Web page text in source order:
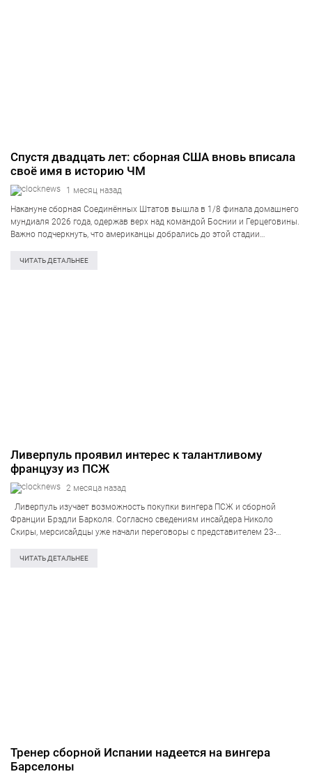
Спустя двадцать лет: сборная США вновь вписала
своё имя в историю ЧМ
1 месяц назад
Накануне сборная Соединённых Штатов вышла в 1/8 финала домашнего
мундиаля 2026 года, одержав верх над командой Боснии и Герцеговины.
Важно подчеркнуть, что американцы добрались до этой стадии
брать в расчёт…
ЧИТАТЬ ДЕТАЛЬНЕЕ
Ливерпуль проявил интерес к талантливому
французу из ПСЖ
2 месяца назад
Ливерпуль изучает возможность покупки вингера ПСЖ и сборной
Франции Брэдли Барколя. Согласно сведениям инсайдера Николо
Скиры, мерсисайдцы уже начали переговоры с представителем 23-
вероятного трансфера. При этом отмечается, что игрок способен
ЧИТАТЬ ДЕТАЛЬНЕЕ
Тренер сборной Испании надеется на вингера
Барселоны